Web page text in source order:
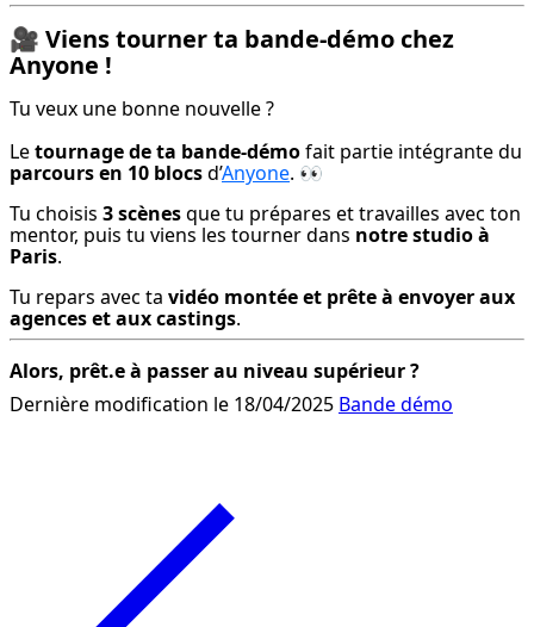
🎥 Viens tourner ta bande-démo chez
Anyone !
Tu veux une bonne nouvelle ?
Le tournage de ta bande-démo
parcours en 10 blocs d’Anyone. 👀
Tu choisis 3 scènes que tu prépares et travailles avec ton
mentor, puis tu viens les tourner dans notre studio à
Paris.
Tu repars avec ta vidéo montée et prête à envoyer aux
agences et aux castings.
Alors, prêt.e à passer au niveau supérieur ?
Dernière modification le 18/04/2025 Bande démo